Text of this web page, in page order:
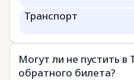
Транспорт
Могут ли не пустить в
обратного билета?